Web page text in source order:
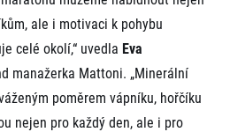
ale i motivaci k pohybu
celé okolí,“ uvedla Eva
manažerka Mattoni. „Minerální
poměrem vápníku, hořčíku
nejen pro každý den, ale i pro